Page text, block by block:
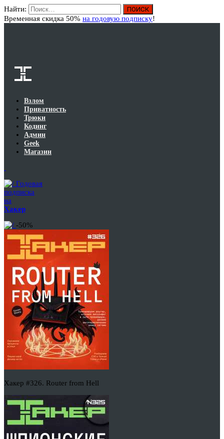
Найти:
Временная скидка 50% на годовую подписку!
Взлом
Приватность
Трюки
Кодинг
Админ
Geek
Магазин
Годовая
подписка
на
Хакер
-50%
Хакер #326. Router from Hell